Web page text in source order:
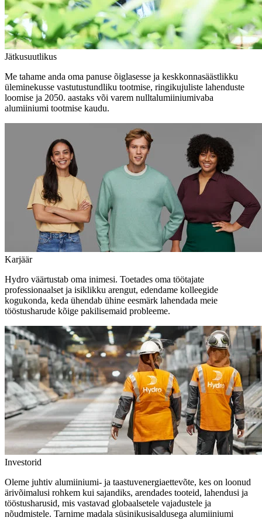
Jätkusuutlikus
Me tahame anda oma panuse õiglasesse ja keskkonnasäästlikku
üleminekusse vastutustundliku tootmise, ringikujuliste lahenduste
loomise ja 2050. aastaks või varem nulltalumiiniumivaba
alumiiniumi tootmise kaudu.
Karjäär
Hydro väärtustab oma inimesi. Toetades oma töötajate
professionaalset ja isiklikku arengut, edendame kolleegide
kogukonda, keda ühendab ühine eesmärk lahendada meie
tööstusharude kõige pakilisemaid probleeme.
Investorid
Oleme juhtiv alumiiniumi- ja taastuvenergiaettevõte, kes on loonud
ärivõimalusi rohkem kui sajandiks, arendades tooteid, lahendusi ja
tööstusharusid, mis vastavad globaalsetele vajadustele ja
nõudmistele. Tarnime madala süsinikusisaldusega alumiiniumi